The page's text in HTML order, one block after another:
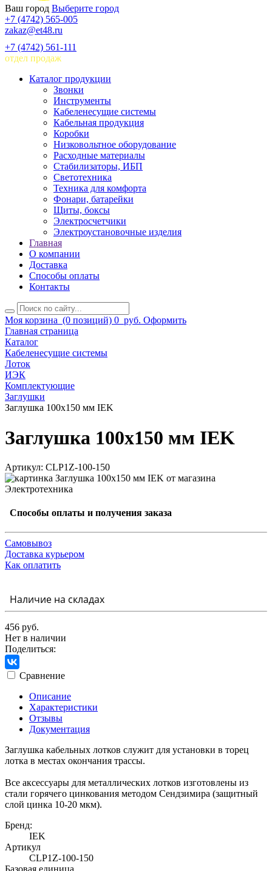
Ваш город Выберите город
+7 (4742) 565-005
zakaz@et48.ru
+7 (4742) 561-111
отдел продаж
Каталог продукции
Звонки
Инструменты
Кабеленесущие системы
Кабельная продукция
Коробки
Низковольтное оборудование
Расходные материалы
Стабилизаторы, ИБП
Светотехника
Техника для комфорта
Фонари, батарейки
Щиты, боксы
Электросчетчики
Электроустановочные изделия
Главная
О компании
Доставка
Способы оплаты
Контакты
Моя корзина (0 позиций) 0 руб. Оформить
Главная страница
Каталог
Кабеленесущие системы
Лоток
ИЭК
Комплектующие
Заглушки
Заглушка 100х150 мм IEK
Заглушка 100х150 мм IEK
Артикул: CLP1Z-100-150
Способы оплаты и получения заказа
Самовывоз
Доставка курьером
Как оплатить
Наличие на складах
456 руб.
Нет в наличии
Поделиться:
Сравнение
Описание
Характеристики
Отзывы
Документация
Заглушка кабельных лотков служит для установки в торец
лотка в местах окончания трассы.
Все аксессуары для металлических лотков изготовлены из
стали горячего цинкования методом Сендзимира (защитный
слой цинка 10-20 мкм).
Бренд:
IEK
Артикул
CLP1Z-100-150
Базовая единица